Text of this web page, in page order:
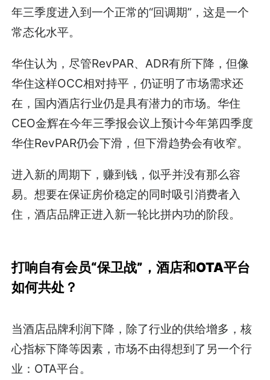
年三季度进入到一个正常的“回调期”，这是一个
常态化水平。
华住认为，尽管RevPAR、ADR有所下降，但像
华住这样OCC相对持平，仍证明了市场需求还
在，国内酒店行业仍是具有潜力的市场。华住
CEO金辉在今年三季报会议上预计今年第四季度
华住RevPAR仍会下滑，但下滑趋势会有收窄。
进入新的周期下，赚到钱，似乎并没有那么容
易。想要在保证房价稳定的同时吸引消费者入
住，酒店品牌正进入新一轮比拼内功的阶段。
打响自有会员“保卫战”，酒店和OTA平台
如何共处？
当酒店品牌利润下降，除了行业的供给增多，核
心指标下降等因素，市场不由得想到了另一个行
业：OTA平台。